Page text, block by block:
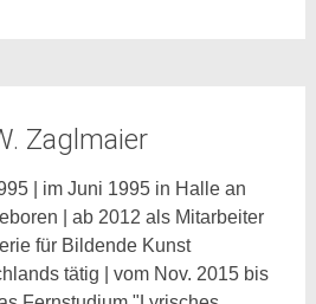
Zaglmaier
| im Juni 1995 in Halle an
| ab 2012 als Mitarbeiter
für Bildende Kunst
tätig | vom Nov. 2015 bis